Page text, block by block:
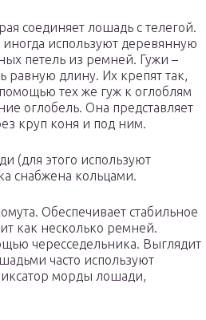
соединяет лошадь с телегой.
используют деревянную
петель из ремней. Гужи –
длину. Их крепят так,
тех же гуж к оглоблям
оглобель. Она представляет
круп коня и под ним.
(для этого используют
снабжена кольцами.
Обеспечивает стабильное
как несколько ремней.
чересседельника. Выглядит
часто используют
морды лошади,